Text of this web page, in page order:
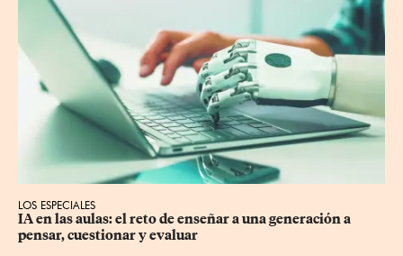
LOS ESPECIALES
IA en las aulas: el reto de enseñar a una generación a
pensar, cuestionar y evaluar